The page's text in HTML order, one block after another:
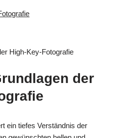
der
ein tiefes Verständnis der